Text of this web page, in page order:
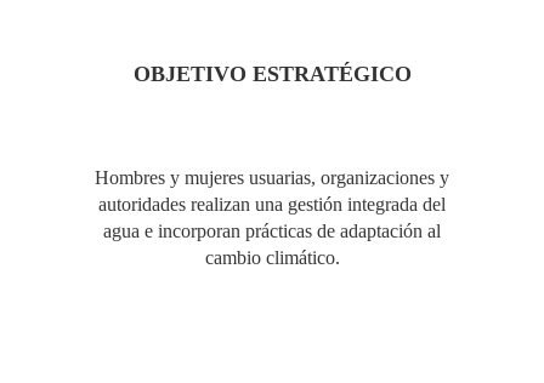
OBJETIVO ESTRATÉGICO
Hombres y mujeres usuarias, organizaciones y
autoridades realizan una gestión integrada del
agua e incorporan prácticas de adaptación al
cambio climático.